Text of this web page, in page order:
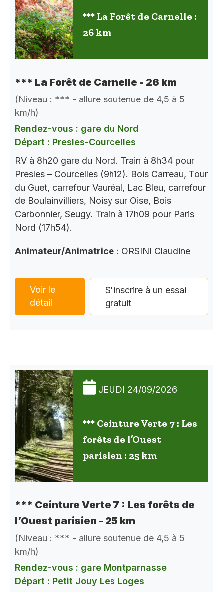
*** La Forêt de Carnelle :
26 km
*** La Forêt de Carnelle - 26 km
(Niveau : *** - allure soutenue de 4,5 à 5
km/h)
Rendez-vous : gare du Nord
Départ : Presles-Courcelles
RV à 8h20 gare du Nord. Train à 8h34 pour
Presles – Courcelles (9h12). Bois Carreau, Tour
du Guet, carrefour Vauréal, Lac Bleu, carrefour
de Boulainvilliers, Noisy sur Oise, Bois
Carbonnier, Seugy. Train à 17h09 pour Paris
Nord (17h54).
Animateur/Animatrice : ORSINI Claudine
Voir le
détail
S'inscrire à un essai
gratuit
JEUDI 24/09/2026
*** Ceinture Verte 7 : Les
forêts de l’Ouest
parisien : 25 km
*** Ceinture Verte 7 : Les forêts de
l’Ouest parisien - 25 km
(Niveau : *** - allure soutenue de 4,5 à 5
km/h)
Rendez-vous : gare Montparnasse
Départ : Petit Jouy Les Loges